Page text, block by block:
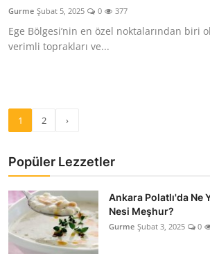
Gurme Şubat 5, 2025 0 377
Ege Bölgesi’nin en özel noktalarından biri
verimli toprakları ve...
1 2 ›
Popüler Lezzetler
Ankara Polatlı'da Ne
Nesi Meşhur?
Gurme Şubat 3, 2025 0